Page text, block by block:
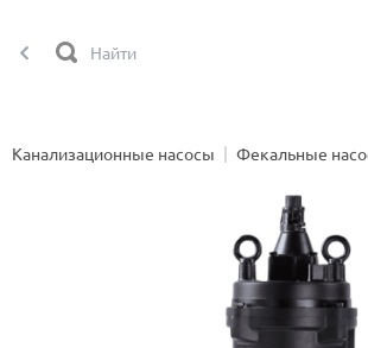
Канализационные насосы Фекальные